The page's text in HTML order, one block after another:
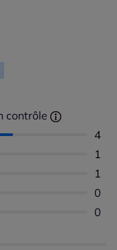
contrôle
4
1
1
0
0